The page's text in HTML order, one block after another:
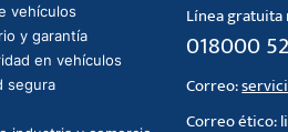
vehículos
y garantía
en vehículos
segura
Línea gratuita
018000
Correo:
Correo ético: